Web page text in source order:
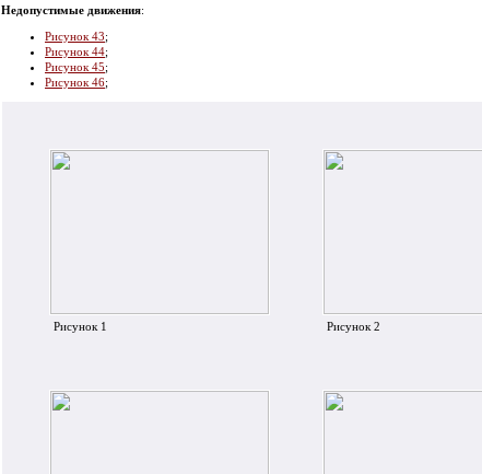
Недопустимые движения:
Рисунок 43;
Рисунок 44;
Рисунок 45;
Рисунок 46;
Рисунок 1 Рисунок 2